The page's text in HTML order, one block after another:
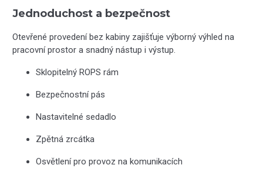
Jednoduchost a bezpečnost
Otevřené provedení bez kabiny zajišťuje výborný výhled na
pracovní prostor a snadný nástup i výstup.
Sklopitelný ROPS rám
Bezpečnostní pás
Nastavitelné sedadlo
Zpětná zrcátka
Osvětlení pro provoz na komunikacích